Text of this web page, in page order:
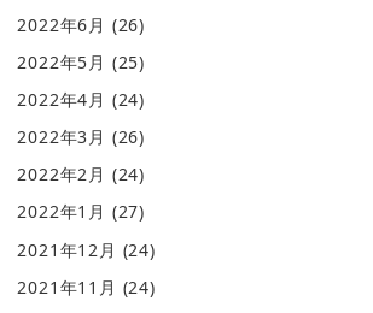
2022年6月 (26)
2022年5月 (25)
2022年4月 (24)
2022年3月 (26)
2022年2月 (24)
2022年1月 (27)
2021年12月 (24)
2021年11月 (24)